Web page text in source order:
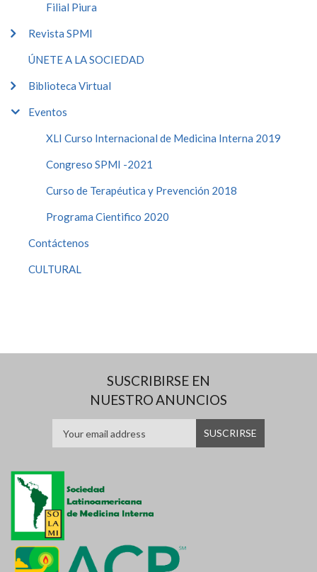
Filial Piura
Revista SPMI
ÚNETE A LA SOCIEDAD
Biblioteca Virtual
Eventos
XLI Curso Internacional de Medicina Interna 2019
Congreso SPMI -2021
Curso de Terapéutica y Prevención 2018
Programa Cientifico 2020
Contáctenos
CULTURAL
SUSCRIBIRSE EN
NUESTRO ANUNCIOS